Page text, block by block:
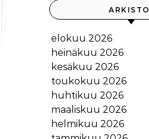
ARKISTO
elokuu 2026
heinäkuu 2026
kesäkuu 2026
toukokuu 2026
huhtikuu 2026
maaliskuu 2026
helmikuu 2026